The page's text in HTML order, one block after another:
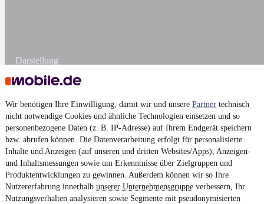
Wir benötigen Ihre Einwilligung, damit wir und unsere Partner technisch
nicht notwendige Cookies und ähnliche Technologien einsetzen und so
personenbezogene Daten (z. B. IP-Adresse) auf Ihrem Endgerät speichern
bzw. abrufen können. Die Datenverarbeitung erfolgt für personalisierte
Inhalte und Anzeigen (auf unseren und dritten Websites/Apps), Anzeigen-
und Inhaltsmessungen sowie um Erkenntnisse über Zielgruppen und
Produktentwicklungen zu gewinnen. Außerdem können wir so Ihre
Nutzererfahrung innerhalb unserer Unternehmensgruppe verbessern, Ihr
Nutzungsverhalten analysieren sowie Segmente mit pseudonymisierten
Darstellung